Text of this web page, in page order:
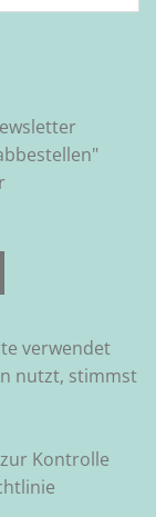
verwendet
nutzt, stimmst
Kontrolle